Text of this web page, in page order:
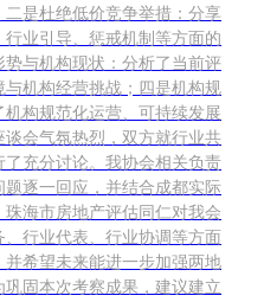
是杜绝低价竞争举措：分享
业引导、惩戒机制等方面的
势与机构现状：分析了当前评
机构经营挑战；四是机构规
构规范化运营、可持续发展
谈会气氛热烈，双方就行业共
充分讨论。我协会相关负责
题逐一回应，并结合成都实际
海市房地产评估同仁对我会
行业代表、行业协调等方面
并希望未来能进一步加强两地
固本次考察成果，建议建立